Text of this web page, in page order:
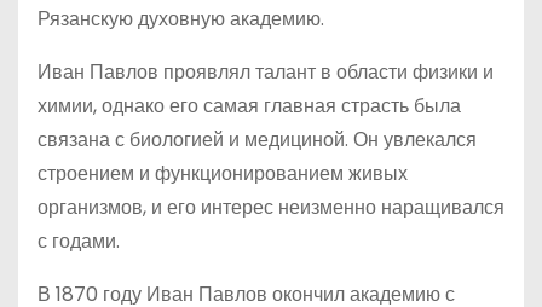
Рязанскую духовную академию.
Иван Павлов проявлял талант в области физики и
химии, однако его самая главная страсть была
связана с биологией и медициной. Он увлекался
строением и функционированием живых
организмов, и его интерес неизменно наращивался
с годами.
В 1870 году Иван Павлов окончил академию с